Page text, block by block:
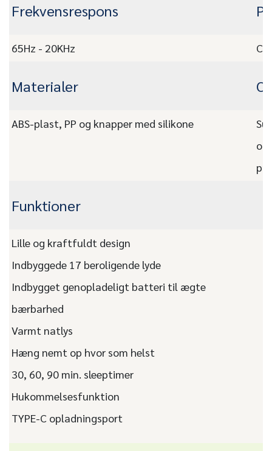
Frekvensrespons
65Hz - 20KHz
Materialer
ABS-plast, PP og knapper med silikone
og
Funktioner
Lille og kraftfuldt design
Indbyggede 17 beroligende lyde
Indbygget genopladeligt batteri til ægte
bærbarhed
Varmt natlys
Hæng nemt op hvor som helst
30, 60, 90 min. sleeptimer
Hukommelsesfunktion
TYPE-C opladningsport